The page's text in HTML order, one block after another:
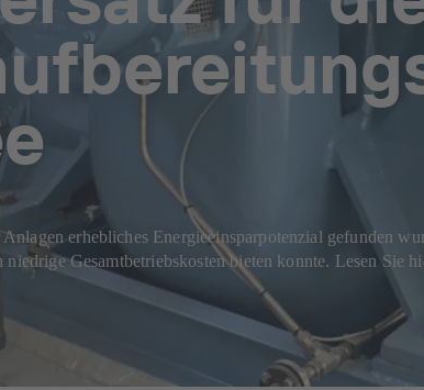
erhebliches Energieeinsparpotenzial gefunden
Gesamtbetriebskosten bieten konnte. Lesen